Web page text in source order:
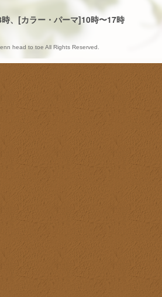
、[カラー・パーマ]10時〜17時
head to toe All Rights Reserved.